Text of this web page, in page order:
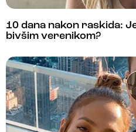
10 dana nakon raskida:
bivšim verenikom?